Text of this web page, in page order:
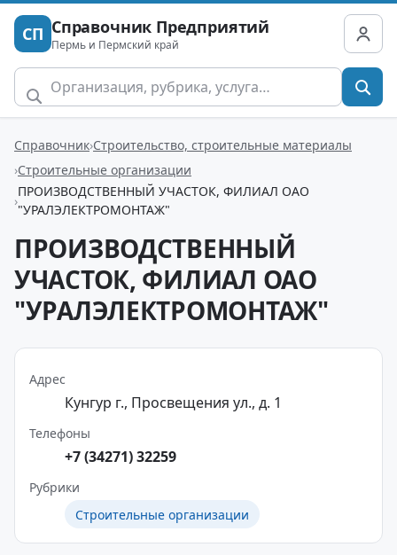
СП Справочник Предприятий
Пермь и Пермский край
Справочник Строительство, строительные материалы
Строительные организации
ПРОИЗВОДСТВЕННЫЙ УЧАСТОК, ФИЛИАЛ ОАО
"УРАЛЭЛЕКТРОМОНТАЖ"
ПРОИЗВОДСТВЕННЫЙ
УЧАСТОК, ФИЛИАЛ ОАО
"УРАЛЭЛЕКТРОМОНТАЖ"
Адрес
Кунгур г., Просвещения ул., д. 1
Телефоны
+7 (34271) 32259
Рубрики
Строительные организации